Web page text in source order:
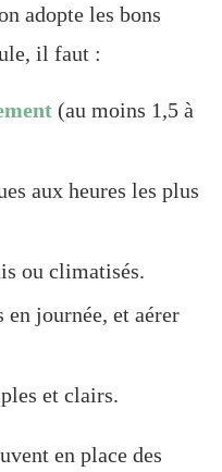
adopte les bons
il faut :
(au moins 1,5 à
aux heures les plus
ou climatisés.
journée, et aérer
et clairs.
en place des